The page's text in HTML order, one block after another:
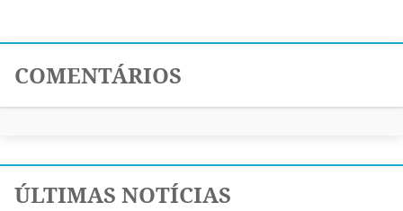
COMENTÁRIOS
ÚLTIMAS NOTÍCIAS